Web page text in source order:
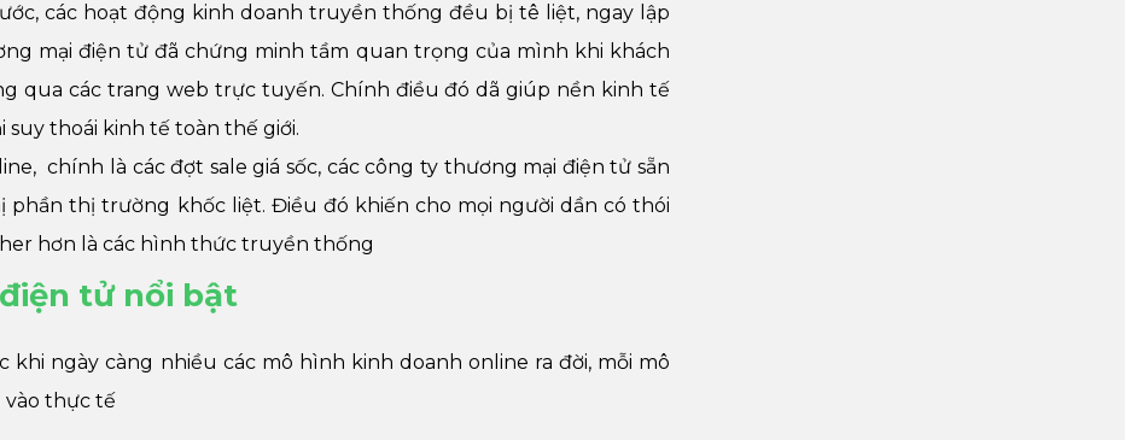
các hoạt động kinh doanh truyền thống đều bị tê liệt, ngay lập
mại điện tử đã chứng minh tầm quan trọng của mình khi khách
qua các trang web trực tuyến. Chính điều đó dã giúp nền kinh tế
thoái kinh tế toàn thế giới.
chính là các đợt sale giá sốc, các công ty thương mại điện tử sẵn
thị trường khốc liệt. Điều đó khiến cho mọi người dần có thói
hơn là các hình thức truyền thống
tử nổi bật
ngày càng nhiều các mô hình kinh doanh online ra đời, mỗi mô
vào thực tế